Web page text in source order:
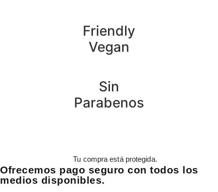
Friendly
Vegan
Sin
Parabenos
Tu compra está protegida.
Ofrecemos pago seguro con todos los
medios disponibles.